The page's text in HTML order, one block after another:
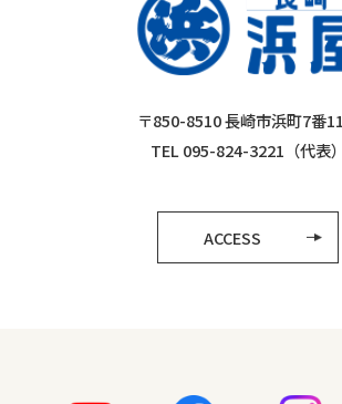
〒850-8510 長崎市浜町7番
TEL 095-824-3221（代表）
ACCESS